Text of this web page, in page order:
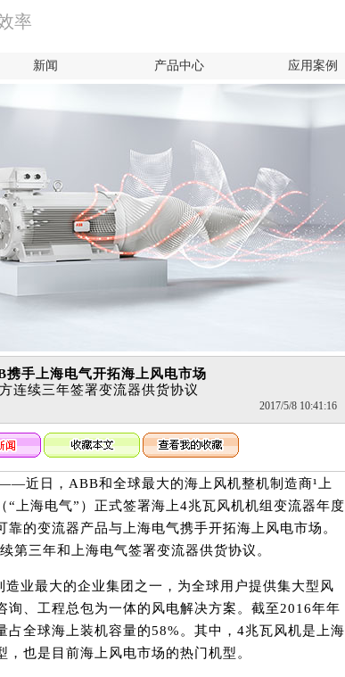
率
新闻 产品中心 应用案例
携手上海电气开拓海上风电市场
连续三年签署变流器供货协议
2017/5/8 10:41:16
近日，ABB和全球最大的海上风机整机制造商¹上
“上海电气”）正式签署海上4兆瓦风机机组变流器年度
靠的变流器产品与上海电气携手开拓海上风电市场。
第三年和上海电气签署变流器供货协议。
造业最大的企业集团之一，为全球用户提供集大型风
询、工程总包为一体的风电解决方案。截至2016年年
占全球海上装机容量的58%。其中，4兆瓦风机是上海
，也是目前海上风电市场的热门机型。